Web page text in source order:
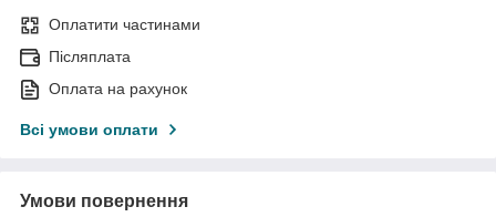
Оплатити частинами
Післяплата
Оплата на рахунок
Всі умови оплати
Умови повернення